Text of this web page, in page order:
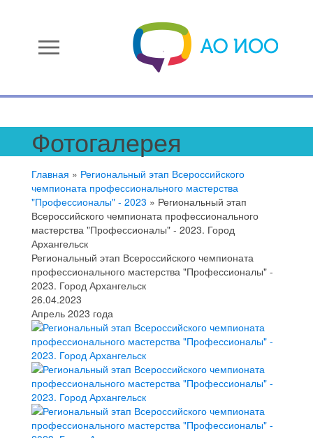
menu
Фотогалерея
Главная » Региональный этап Всероссийского
чемпионата профессионального мастерства
"Профессионалы" - 2023 » Региональный этап
Всероссийского чемпионата профессионального
мастерства "Профессионалы" - 2023. Город
Архангельск
Региональный этап Всероссийского чемпионата
профессионального мастерства "Профессионалы" -
2023. Город Архангельск
26.04.2023
Апрель 2023 года